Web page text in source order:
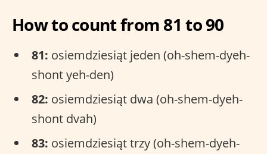
How to count from 81 to 90
81: osiemdziesiąt jeden (oh-shem-dyeh-
shont yeh-den)
82: osiemdziesiąt dwa (oh-shem-dyeh-
shont dvah)
83: osiemdziesiąt trzy (oh-shem-dyeh-